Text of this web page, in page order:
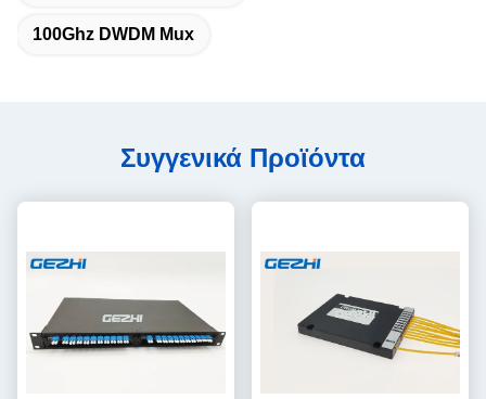
100Ghz DWDM Mux
Συγγενικά Προϊόντα